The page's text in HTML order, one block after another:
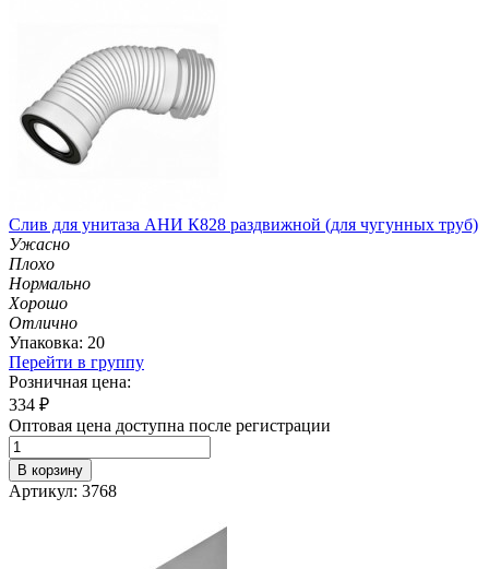
Слив для унитаза АНИ К828 раздвижной (для чугунных труб)
Ужасно
Плохо
Нормально
Хорошо
Отлично
Упаковка: 20
Перейти в группу
Розничная цена:
334 ₽
Оптовая цена доступна после регистрации
В корзину
Артикул: 3768